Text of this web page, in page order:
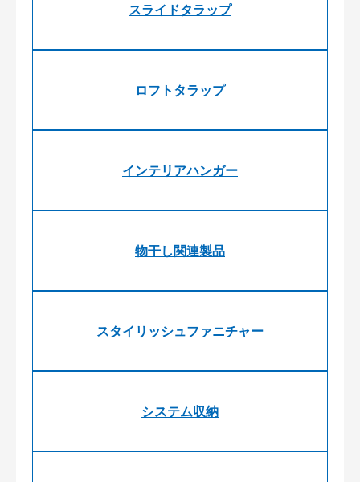
スライドタラップ
ロフトタラップ
インテリアハンガー
物干し関連製品
スタイリッシュファニチャー
システム収納